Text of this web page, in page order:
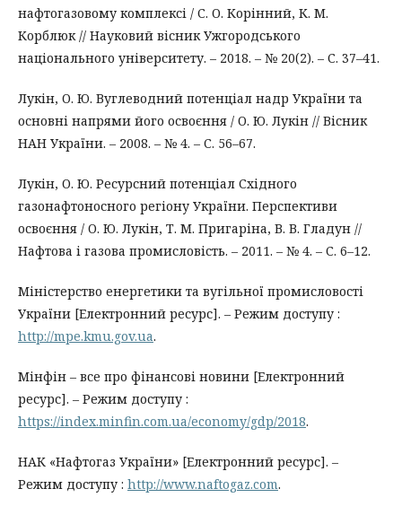
нафтогазовому комплексі / С. О. Корінний, К. М.
Корблюк // Науковий вісник Ужгородського
національного університету. – 2018. – № 20(2). – С. 37–41.
Лукін, О. Ю. Вуглеводний потенціал надр України та
основні напрями його освоєння / О. Ю. Лукін // Вісник
НАН України. – 2008. – № 4. – С. 56–67.
Лукін, О. Ю. Ресурсний потенціал Східного
газонафтоносного регіону України. Перспективи
освоєння / О. Ю. Лукін, Т. М. Пригаріна, В. В. Гладун //
Нафтова і газова промисловість. – 2011. – № 4. – С. 6–12.
Міністерство енергетики та вугільної промисловості
України [Електронний ресурс]. – Режим доступу :
http://mpe.kmu.gov.ua.
Мінфін – все про фінансові новини [Електронний
ресурс]. – Режим доступу :
https://index.minfin.com.ua/economy/gdp/2018.
НАК «Нафтогаз України» [Електронний ресурс]. –
Режим доступу : http://www.naftogaz.com.